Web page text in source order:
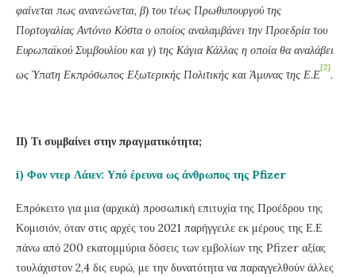
φαίνεται πως ανανεώνεται, β) του τέως Πρωθυπουργού της
Πορτογαλίας Αντόνιο Κόστα ο οποίος αναλαμβάνει την Προεδρία του
Ευρωπαϊκού Συμβουλίου και γ) της Κάγια Κάλλας η οποία θα αναλάβει
ως Ύπατη Εκπρόσωπος Εξωτερικής Πολιτικής και Άμυνας της Ε.Ε
[2]
.
ΙΙ) Τι συμβαίνει στην πραγματικότητα;
i) Φον ντερ Λάιεν: Υπό έρευνα ως άνθρωπος της Pfizer
Επρόκειτο για μια (αρχικά) προσωπική επιτυχία της Προέδρου της
Κομισιόν, όταν στις αρχές του 2021 παρήγγειλε εκ μέρους της Ε.Ε
πάνω από 200 εκατομμύρια δόσεις των εμβολίων της Pfizer αξίας
τουλάχιστον 2,4 δις ευρώ, με την δυνατότητα να παραγγελθούν άλλες